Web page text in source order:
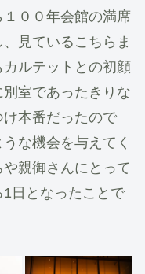
００年会館の満席
見ているこちらま
ルテットとの初顔
室であったきりな
本番だったので
な機会を与えてく
親御さんにとって
日となったことで